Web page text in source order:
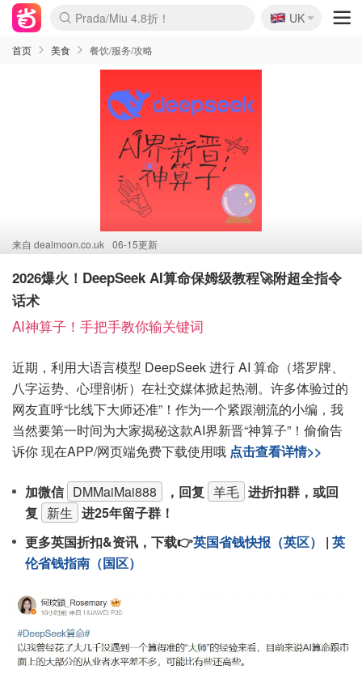
麦卢卡蜂蜜夏促！个位数！
Prada/Miu 4.8折！
啥？必胜客披萨5折！
🇬🇧
UK
首页 美食 餐饮/服务/攻略
来自 dealmoon.co.uk 06-15更新
2026爆火！DeepSeek AI算命保姆级教程🚀附超全指令
话术
AI神算子！手把手教你输关键词
近期，利用大语言模型 DeepSeek 进行 AI 算命（塔罗牌、
八字运势、心理剖析）在社交媒体掀起热潮。许多体验过的
网友直呼“比线下大师还准”！作为一个紧跟潮流的小编，我
当然要第一时间为大家揭秘这款AI界新晋“神算子”！偷偷告
诉你 现在APP/网页端免费下载使用哦 点击查看详情>>
加微信 DMMaiMai888 ，回复 羊毛 进折扣群，或回
复 新生 进25年留子群！
更多英国折扣&资讯，下载👉英国省钱快报（英区） | 英
伦省钱指南（国区）